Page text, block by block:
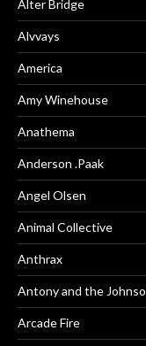
Alter Bridge
Alvvays
America
Amy Winehouse
Anathema
Anderson .Paak
Angel Olsen
Animal Collective
Anthrax
Antony and the
Arcade Fire